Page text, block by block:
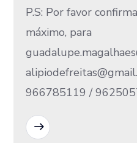
P.S: Por favor
máximo, para
966785119 /